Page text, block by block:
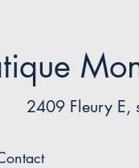
2409 Fleury E,